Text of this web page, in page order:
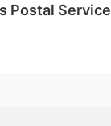
Postal Service